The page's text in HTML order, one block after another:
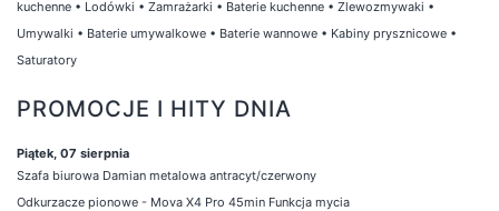
kuchenne • Lodówki • Zamrażarki • Baterie kuchenne • Zlewozmywaki •
Umywalki • Baterie umywalkowe • Baterie wannowe • Kabiny prysznicowe •
Saturatory
PROMOCJE I HITY DNIA
Piątek, 07 sierpnia
Szafa biurowa Damian metalowa antracyt/czerwony
Odkurzacze pionowe - Mova X4 Pro 45min Funkcja mycia